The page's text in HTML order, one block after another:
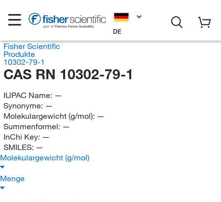
DE
Fisher Scientific
Produkte
10302-79-1
CAS RN 10302-79-1
IUPAC Name: —
Synonyme: —
Molekulargewicht (g/mol): —
Summenformel: —
InChi Key: —
SMILES: —
Molekulargewicht (g/mol)
Menge